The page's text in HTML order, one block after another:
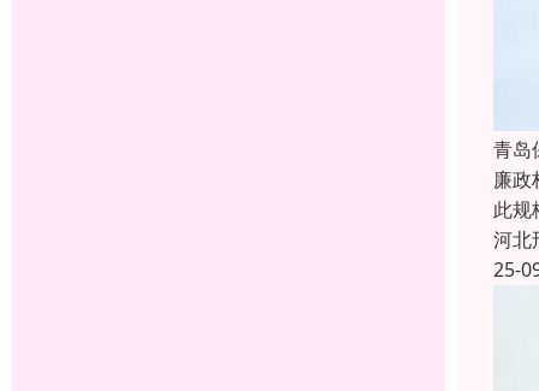
青岛
廉政
此规
河北
25-